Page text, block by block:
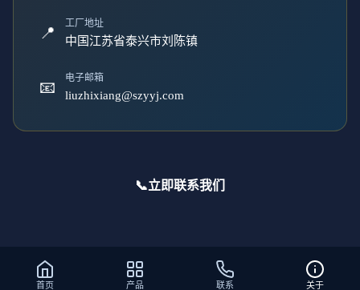
📍
工厂地址
中国江苏省泰兴市刘陈镇
📧
电子邮箱
liuzhixiang@szyyj.com
📞立即联系我们
首页 产品 联系 关于